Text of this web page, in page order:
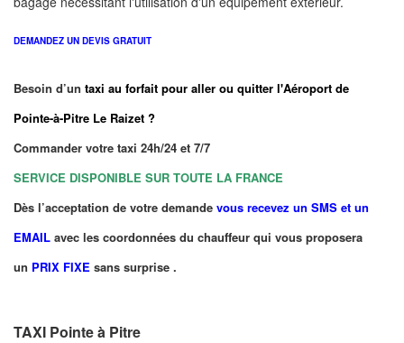
DEMANDEZ UN DEVIS GRATUIT
Besoin d’un taxi au forfait pour aller ou quitter l'Aéroport de
Pointe-à-Pitre Le Raizet ?
Commander votre taxi 24h/24 et 7/7
SERVICE DISPONIBLE SUR TOUTE LA FRANCE
Dès l’acceptation de votre demande vous recevez un SMS et un
EMAIL avec les coordonnées du chauffeur qui vous proposera
un PRIX FIXE sans surprise .
TAXI Pointe à Pitre